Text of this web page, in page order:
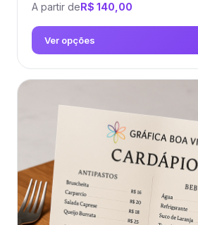
A partir deR$ 140,00
Ver opções
Este
produto
As
opções
podem
ser